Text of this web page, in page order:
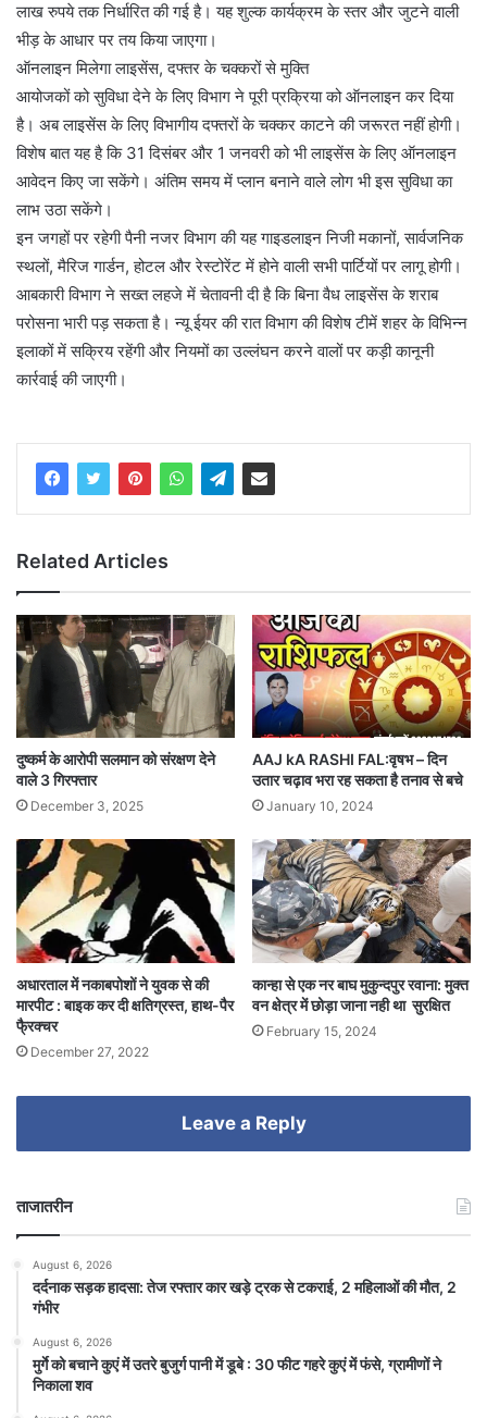
लाख रुपये तक निर्धारित की गई है। यह शुल्क कार्यक्रम के स्तर और जुटने वाली
भीड़ के आधार पर तय किया जाएगा।
​ऑनलाइन मिलेगा लाइसेंस, दफ्तर के चक्करों से मुक्ति
आयोजकों को सुविधा देने के लिए विभाग ने पूरी प्रक्रिया को ऑनलाइन कर दिया
है। अब लाइसेंस के लिए विभागीय दफ्तरों के चक्कर काटने की जरूरत नहीं होगी।
विशेष बात यह है कि 31 दिसंबर और 1 जनवरी को भी लाइसेंस के लिए ऑनलाइन
आवेदन किए जा सकेंगे। अंतिम समय में प्लान बनाने वाले लोग भी इस सुविधा का
लाभ उठा सकेंगे।
​इन जगहों पर रहेगी पैनी नजर विभाग की यह गाइडलाइन निजी मकानों, सार्वजनिक
स्थलों, मैरिज गार्डन, होटल और रेस्टोरेंट में होने वाली सभी पार्टियों पर लागू होगी।
​आबकारी विभाग ने सख्त लहजे में चेतावनी दी है कि बिना वैध लाइसेंस के शराब
परोसना भारी पड़ सकता है। न्यू ईयर की रात विभाग की विशेष टीमें शहर के विभिन्न
इलाकों में सक्रिय रहेंगी और नियमों का उल्लंघन करने वालों पर कड़ी कानूनी
कार्रवाई की जाएगी।
Related Articles
दुष्कर्म के आरोपी सलमान को संरक्षण देने
वाले 3 गिरफ्तार
December 3, 2025
AAJ kA RASHI FAL:वृषभ – दिन
उतार चढ़ाव भरा रह सकता है तनाव से बचे
January 10, 2024
अधारताल में नकाबपोशों ने युवक से की
मारपीट : बाइक कर दी क्षतिग्रस्त, हाथ-पैर
फै्रक्चर
December 27, 2022
कान्हा से एक नर बाघ मुकुन्दपुर रवाना: मुक्त
वन क्षेत्र में छोड़ा जाना नही था सुरक्षित
February 15, 2024
Leave a Reply
ताजातरीन
August 6, 2026
दर्दनाक सड़क हादसा: तेज रफ्तार कार खड़े ट्रक से टकराई, 2 महिलाओं की मौत, 2
गंभीर
August 6, 2026
मुर्गे को बचाने कुएं में उतरे बुजुर्ग पानी में डूबे : 30 फीट गहरे कुएं में फंसे, ग्रामीणों ने
निकाला शव